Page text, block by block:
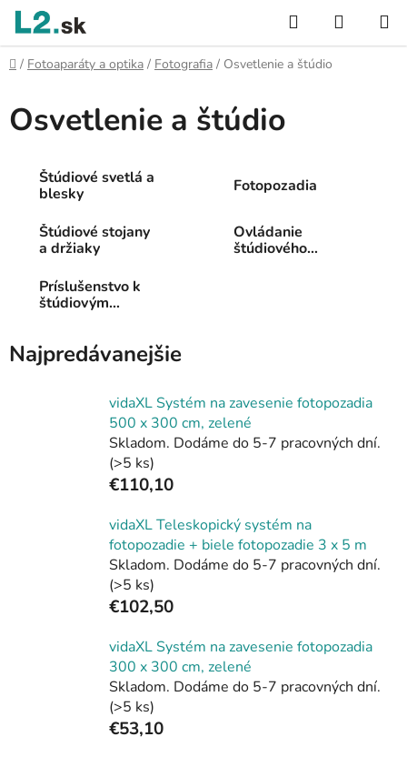
Prejsť
obsah
Hľadať
KOŠÍK
Domov
/ Fotoaparáty a optika / Fotografia / Osvetlenie a štúdio
Osvetlenie a štúdio
Štúdiové svetlá a
blesky
Fotopozadia
Štúdiové stojany
a držiaky
Ovládanie
štúdiového
Príslušenstvo k
štúdiovým
Najpredávanejšie
vidaXL Systém na zavesenie fotopozadia
500 x 300 cm, zelené
Skladom. Dodáme do 5-7 pracovných dní.
(>5 ks)
€110,10
vidaXL Teleskopický systém na
fotopozadie + biele fotopozadie 3 x 5 m
Skladom. Dodáme do 5-7 pracovných dní.
(>5 ks)
€102,50
vidaXL Systém na zavesenie fotopozadia
300 x 300 cm, zelené
Skladom. Dodáme do 5-7 pracovných dní.
(>5 ks)
€53,10